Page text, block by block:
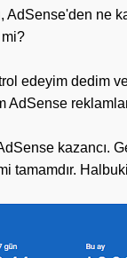
ne
edeyim dedim
AdSense
kazancı.
tamamdır.